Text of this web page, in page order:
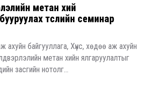
метан хий
төслийн семинар
ахуйн байгууллага, Хүнс, хөдөө аж ахуйн
метан хийн ялгаруулалтыг
засгийн нотолг...